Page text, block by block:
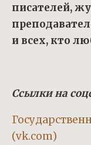
писателей,
и всех, кто
Ссылки на
(vk.com)